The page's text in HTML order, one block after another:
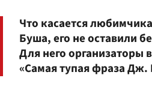
Что касается
Буша, его не оставили
Для него организаторы
«Самая тупая фраза